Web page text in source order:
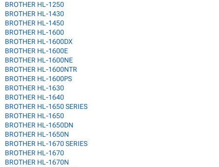
BROTHER HL-1250
BROTHER HL-1430
BROTHER HL-1450
BROTHER HL-1600
BROTHER HL-1600DX
BROTHER HL-1600E
BROTHER HL-1600NE
BROTHER HL-1600NTR
BROTHER HL-1600PS
BROTHER HL-1630
BROTHER HL-1640
BROTHER HL-1650 SERIES
BROTHER HL-1650
BROTHER HL-1650DN
BROTHER HL-1650N
BROTHER HL-1670 SERIES
BROTHER HL-1670
BROTHER HL-1670N